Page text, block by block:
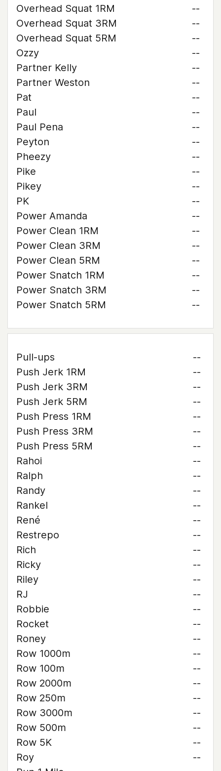
Overhead Squat 1RM
--
Overhead Squat 3RM
--
Overhead Squat 5RM
--
Ozzy
--
Partner Kelly
--
Partner Weston
--
Pat
--
Paul
--
Paul Pena
--
Peyton
--
Pheezy
--
Pike
--
Pikey
--
PK
--
Power Amanda
--
Power Clean 1RM
--
Power Clean 3RM
--
Power Clean 5RM
--
Power Snatch 1RM
--
Power Snatch 3RM
--
Power Snatch 5RM
--
Pull-ups
--
Push Jerk 1RM
--
Push Jerk 3RM
--
Push Jerk 5RM
--
Push Press 1RM
--
Push Press 3RM
--
Push Press 5RM
--
Rahoi
--
Ralph
--
Randy
--
Rankel
--
René
--
Restrepo
--
Rich
--
Ricky
--
Riley
--
RJ
--
Robbie
--
Rocket
--
Roney
--
Row 1000m
--
Row 100m
--
Row 2000m
--
Row 250m
--
Row 3000m
--
Row 500m
--
Row 5K
--
Roy
--